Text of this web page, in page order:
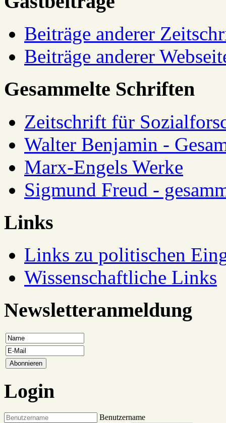
Beiträge anderer
Beiträge anderer
Gesammelte Schriften
Zeitschrift für
Walter Benjamin -
Marx-Engels Werke
Sigmund Freud -
Links
Links zu politischen
Wissenschaftliche Links
Newsletteranmeldung
Login
Benutzername